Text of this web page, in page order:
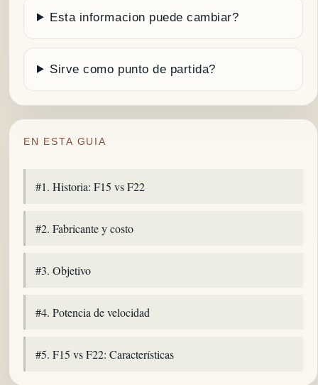
Esta informacion puede cambiar?
Sirve como punto de partida?
EN ESTA GUIA
#1. Historia: F15 vs F22
#2. Fabricante y costo
#3. Objetivo
#4. Potencia de velocidad
#5. F15 vs F22: Características